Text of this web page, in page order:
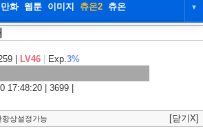
화 웹툰 이미지 츄온2 츄온 ▼
이미지 츄온2
| LV46 Exp.3%
17:48:20 | 3699 |
상설정가능 [닫기X]